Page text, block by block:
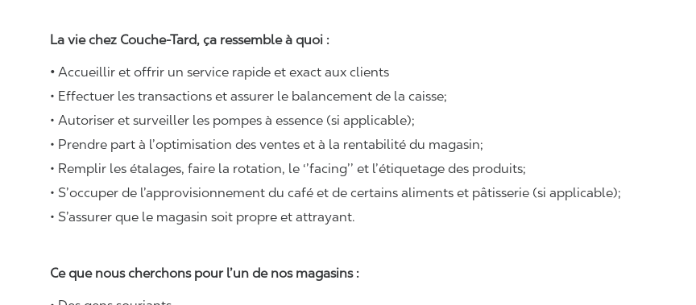
La vie chez Couche-Tard, ça ressemble à quoi :
• Accueillir et offrir un service rapide et exact aux clients
• Effectuer les transactions et assurer le balancement de la caisse;
• Autoriser et surveiller les pompes à essence (si applicable);
• Prendre part à l’optimisation des ventes et à la rentabilité du magasin;
• Remplir les étalages, faire la rotation, le ‘’facing’’ et l’étiquetage des produits;
• S’occuper de l’approvisionnement du café et de certains aliments et pâtisserie (si applicable);
• S’assurer que le magasin soit propre et attrayant.
Ce que nous cherchons pour l’un de nos magasins :